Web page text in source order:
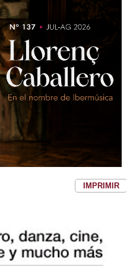
IMPRIMIR